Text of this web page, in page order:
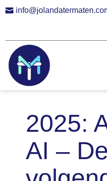

2025:
AI – De